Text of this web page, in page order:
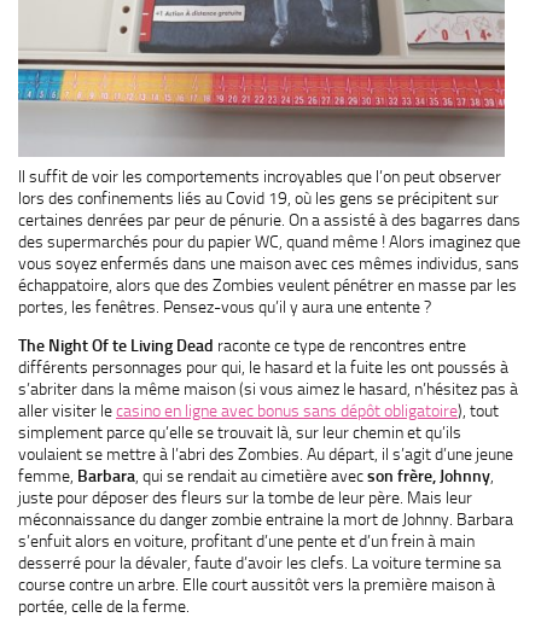
Il suffit de voir les comportements incroyables que l’on peut observer
lors des confinements liés au Covid 19, où les gens se précipitent sur
certaines denrées par peur de pénurie. On a assisté à des bagarres dans
des supermarchés pour du papier WC, quand même ! Alors imaginez que
vous soyez enfermés dans une maison avec ces mêmes individus, sans
échappatoire, alors que des Zombies veulent pénétrer en masse par les
portes, les fenêtres. Pensez-vous qu’il y aura une entente ?
The Night Of te Living Dead raconte ce type de rencontres entre
différents personnages pour qui, le hasard et la fuite les ont poussés à
s’abriter dans la même maison (si vous aimez le hasard, n’hésitez pas à
aller visiter lecasino en ligne avec bonus sans dépôt obligatoire), tout
simplement parce qu’elle se trouvait là, sur leur chemin et qu’ils
voulaient se mettre à l’abri des Zombies. Au départ, il s’agit d’une jeune
femme, Barbara , qui se rendait au cimetière avecson frère, Johnny
juste pour déposer des fleurs sur la tombe de leur père. Mais leur
méconnaissance du danger zombie entraine la mort de Johnny. Barbara
s’enfuit alors en voiture, profitant d’une pente et d’un frein à main
desserré pour la dévaler, faute d’avoir les clefs. La voiture termine sa
course contre un arbre. Elle court aussitôt vers la première maison à
portée, celle de la ferme.